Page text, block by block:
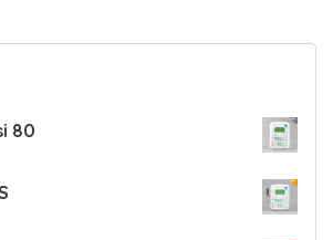
80